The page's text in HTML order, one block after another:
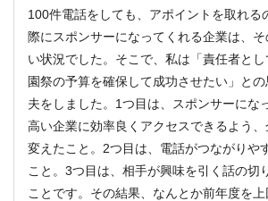
100件電話をしても、アポイントを取れる
際にスポンサーになってくれる企業は、
い状況でした。そこで、私は「責任者と
園祭の予算を確保して成功させたい」と
夫をしました。1つ目は、スポンサーにな
高い企業に効率良くアクセスできるよう
変えたこと。2つ目は、電話がつながりや
こと。3つ目は、相手が興味を引く話の切
ことです。その結果、なんとか前年度を